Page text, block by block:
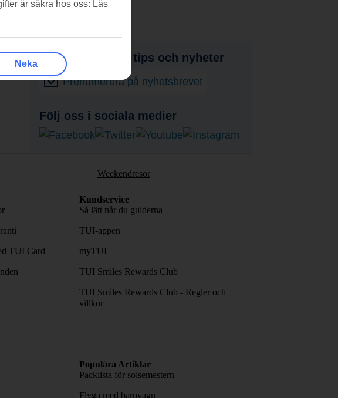
Få erbjudanden, tips och nyheter
Prenumerera på nyhetsbrevet
Följ oss i sociala medier
Weekendresor
TUI Card
Kundservice
Så lätt når du guiderna
TUI-appen
myTUI
TUI Smiles Rewards Club
TUI Smiles Rewards Club - Regler och
villkor
Populära Artiklar
Packlista för solsemestern
Flyga med barnvagn
är säkra hos oss: Läs
Neka